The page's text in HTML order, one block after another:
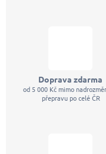
Doprava zdarma
od 5 000 Kč mimo
přepravu po celé ČR